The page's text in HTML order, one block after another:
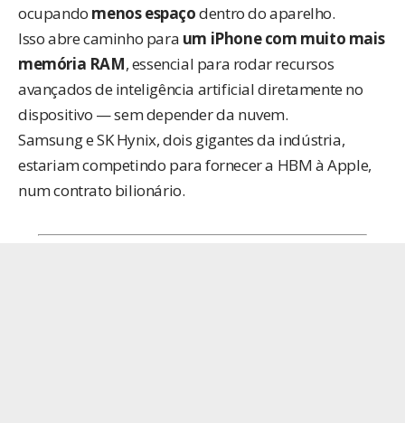
ocupando menos espaçodentro do aparelho.
Isso abre caminho para um iPhone com muito mais
memória RAM, essencial para rodar recursos
avançados de inteligência artificial diretamente no
dispositivo — sem depender da nuvem.
Samsung e SK Hynix, dois gigantes da indústria,
estariam competindo para fornecer a HBM à Apple,
num contrato bilionário.